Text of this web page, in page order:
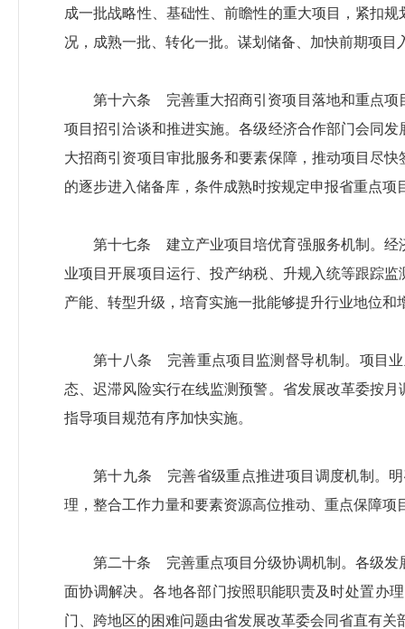
成一批战略性、基础性、前瞻性的重大项目，紧扣
况，成熟一批、转化一批。谋划储备、加快前期项
第十六条 完善重大招商引资项目落地和重点项
项目招引洽谈和推进实施。各级经济合作部门会同
大招商引资项目审批服务和要素保障，推动项目尽
的逐步进入储备库，条件成熟时按规定申报省重点项
第十七条 建立产业项目培优育强服务机制。经
业项目开展项目运行、投产纳税、升规入统等跟踪
产能、转型升级，培育实施一批能够提升行业地位和
第十八条 完善重点项目监测督导机制。项目
态、迟滞风险实行在线监测预警。省发展改革委按
指导项目规范有序加快实施。
第十九条 完善省级重点推进项目调度机制。
理，整合工作力量和要素资源高位推动、重点保障
第二十条 完善重点项目分级协调机制。各级发
面协调解决。各地各部门按照职能职责及时处置办
门、跨地区的困难问题由省发展改革委会同省直有